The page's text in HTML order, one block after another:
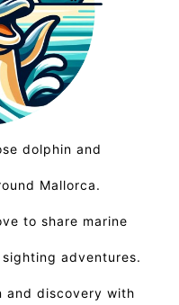
dolphin and
Mallorca.
to share marine
adventures.
and discovery with